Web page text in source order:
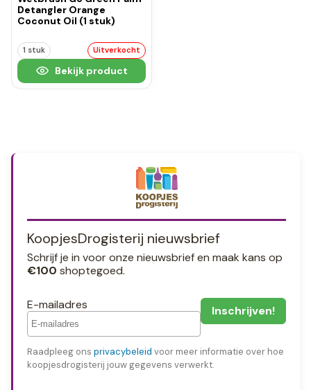
Detangler Orange
Coconut Oil (1 stuk)
1 stuk Uitverkocht
Bekijk product
KoopjesDrogisterij nieuwsbrief
Schrijf je in voor onze nieuwsbrief en maak kans op
€100 shoptegoed.
E-mailadres
Raadpleeg ons privacybeleid voor meer informatie over hoe
koopjesdrogisterij jouw gegevens verwerkt.